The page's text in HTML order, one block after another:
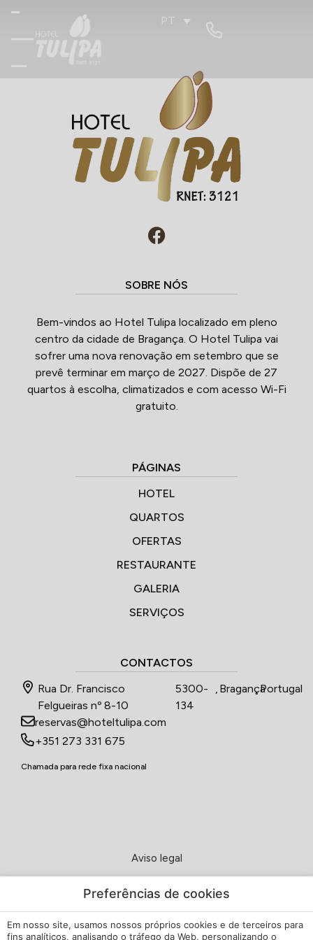
PT
SOBRE NÓS
Bem-vindos ao Hotel Tulipa localizado em pleno
centro da cidade de Bragança. O Hotel Tulipa vai
sofrer uma nova renovação em setembro que se
prevê terminar em março de 2027. Dispõe de 27
quartos à escolha, climatizados e com acesso Wi-Fi
gratuito.
PÁGINAS
HOTEL
QUARTOS
OFERTAS
RESTAURANTE
GALERIA
SERVIÇOS
CONTACTOS
Rua Dr. Francisco
Felgueiras nº 8-10
5300-
134
, Bragança
,Portugal
reservas@hoteltulipa.com
+351 273 331 675
Chamada para rede fixa nacional
Aviso legal
Política de Privacidade
Política de cookies
Preferências de cookies
Em nosso site, usamos nossos próprios cookies e de terceiros para
fins analíticos, analisando o tráfego da Web, personalizando o